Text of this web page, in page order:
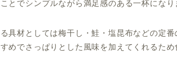
とでシンプルながら満足感のある一杯になり
具材としては梅干し・鮭・塩昆布などの定
めでさっぱりとした風味を加えてくれるた